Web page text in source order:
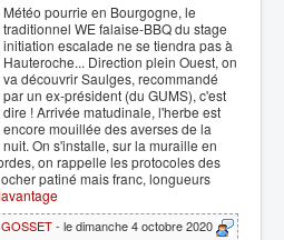
Météo pourrie en Bourgogne, le
traditionnel WE falaise-BBQ du stage
initiation escalade ne se tiendra pas à
Hauteroche... Direction plein Ouest, on
va découvrir Saulges, recommandé
par un ex-président (du GUMS), c'est
dire ! Arrivée matudinale, l'herbe est
encore mouillée des averses de la
nuit. On s'installe, sur la muraille en
on rappelle les protocoles des
patiné mais franc, longueurs
- le dimanche 4 octobre 2020